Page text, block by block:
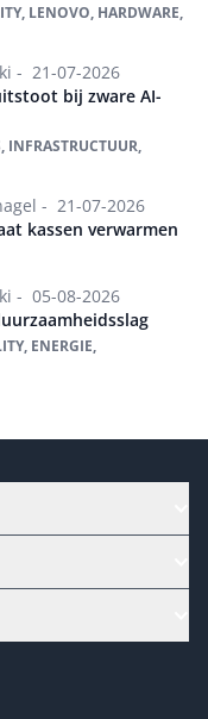
LENOVO, HARDWARE,
- 21-07-2026
bij zware AI-
INFRASTRUCTUUR,
- 21-07-2026
kassen verwarmen
- 05-08-2026
ENERGIE,